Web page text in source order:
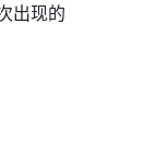
出现的